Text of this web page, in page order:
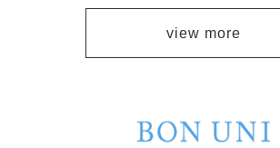
view more